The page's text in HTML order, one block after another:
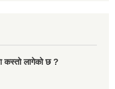
कस्तो लागेको छ ?